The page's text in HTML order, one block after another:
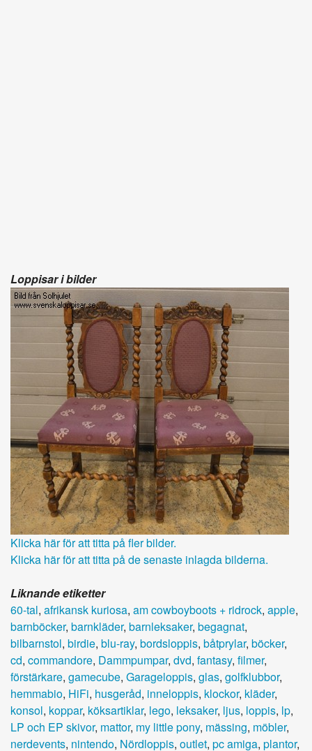
Loppisar i bilder
Klicka här för att titta på fler bilder.
Klicka här för att titta på de senaste inlagda bilderna.
Liknande etiketter
60-tal, afrikansk kuriosa, am cowboyboots + ridrock, apple,
barnböcker, barnkläder, barnleksaker, begagnat,
bilbarnstol, birdie, blu-ray, bordsloppis, båtprylar, böcker,
cd, commandore, Dammpumpar, dvd, fantasy, filmer,
förstärkare, gamecube, Garageloppis, glas, golfklubbor,
hemmabio, HiFi, husgeråd, inneloppis, klockor, kläder,
konsol, koppar, köksartiklar, lego, leksaker, ljus, loppis, lp,
LP och EP skivor, mattor, my little pony, mässing, möbler,
nerdevents, nintendo, Nördloppis, outlet, pc amiga, plantor,